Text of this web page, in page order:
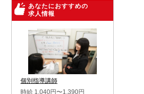
あなたにおすすめの
求人情報
個別指導講師
時給 1,040円〜1,390円